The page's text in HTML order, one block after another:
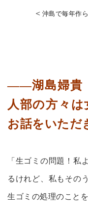
＜ 沖島で毎年作
——湖島婦貴
人部の方々
お話をいただ
「生ゴミの問題！私
るけれど、私もその
生ゴミの処理のこと